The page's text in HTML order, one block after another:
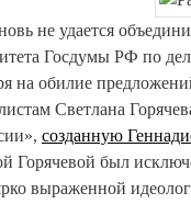
не удается
Госдумы РФ по
на обилие
Светлана
созданную
Горячевой был
выраженной